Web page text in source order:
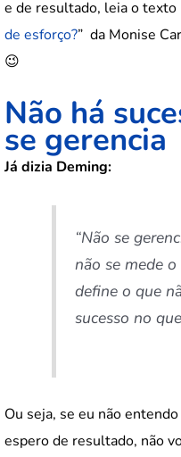
e de resultado, leia o texto
de esforço?” da Monise
😉
Não há
se gerencia
Já dizia Deming:
“Não se
não se mede
define o que
sucesso no
Ou seja, se eu não
espero de resultado, não